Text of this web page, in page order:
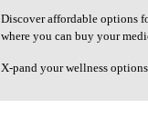
Discover affordable options
where you can buy your
X-pand your wellness